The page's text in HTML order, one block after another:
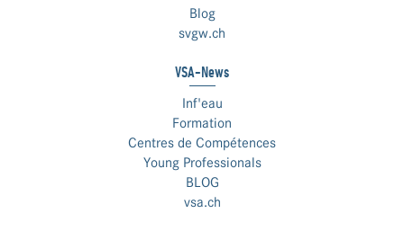
Blog
svgw.ch
VSA-News
Inf'eau
Formation
Centres de Compétences
Young Professionals
BLOG
vsa.ch